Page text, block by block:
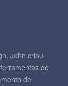
John criou
de
de